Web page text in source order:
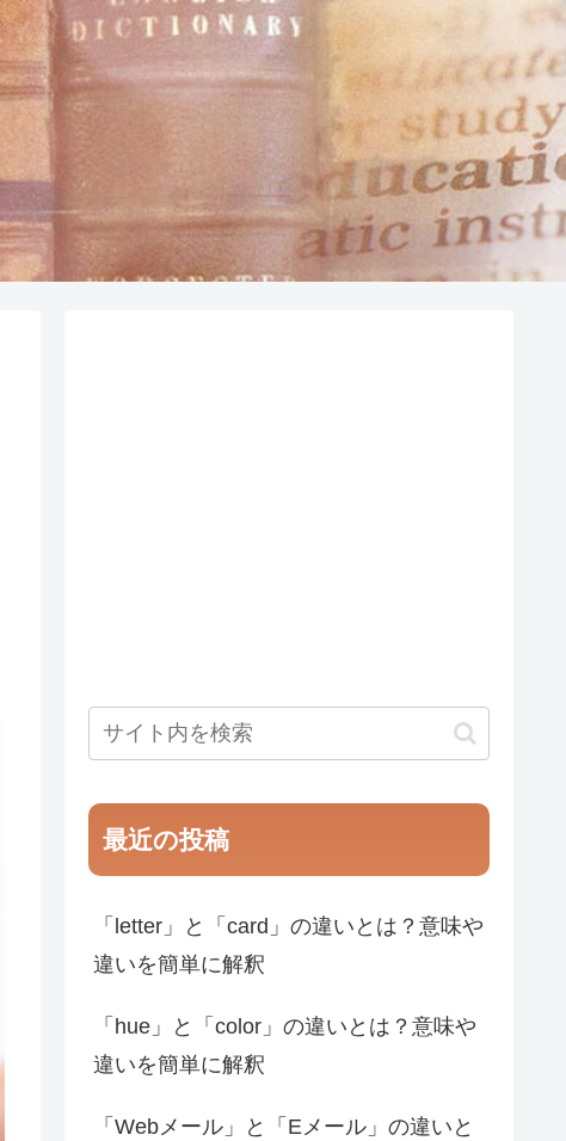
最近の投稿
「letter」と「card」の違いとは？意味や
違いを簡単に解釈
「hue」と「color」の違いとは？意味や
違いを簡単に解釈
「Webメール」と「Eメール」の違いと